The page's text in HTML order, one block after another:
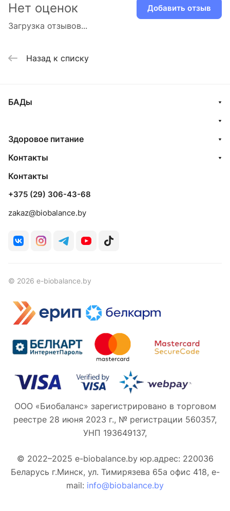
Загрузка отзывов...
Нет оценок Добавить отзыв
Назад к списку
БАДы
Здоровое питание
Контакты
Контакты
+375 (29) 306-43-68
zakaz@biobalance.by
© 2026 e-biobalance.by
ООО «Биобаланс» зарегистрировано в торговом
реестре 28 июня 2023 г., № регистрации 560357,
УНП 193649137,
© 2022–2025 e-biobalance.by юр.адрес: 220036
Беларусь г.Минск, ул. Тимирязева 65а офис 418, e-
mail: info@biobalance.by